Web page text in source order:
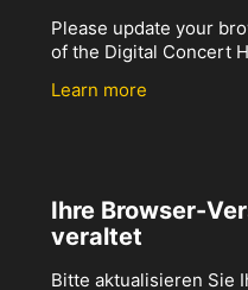
Please update your
of the Digital Concert
Learn more
Ihre Browser-
veraltet
Bitte aktualisieren Sie